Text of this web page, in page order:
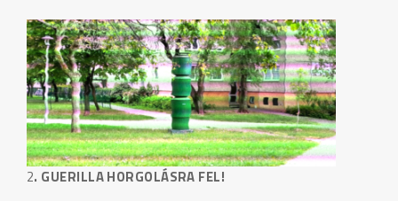
2. GUERILLA HORGOLÁSRA FEL!